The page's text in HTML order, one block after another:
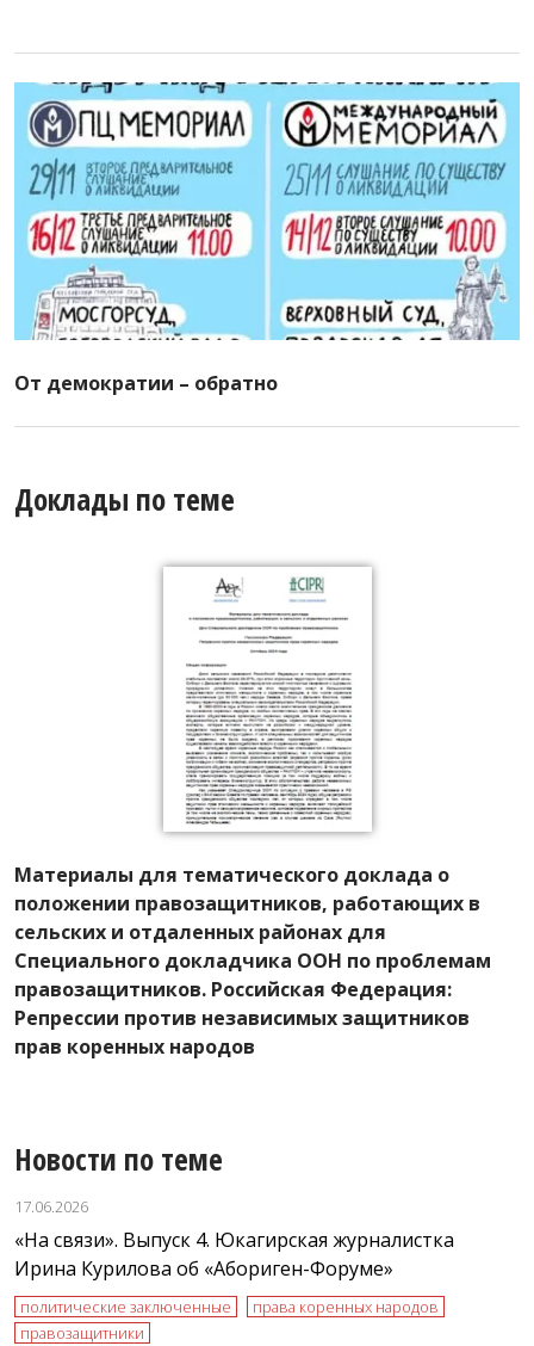
От демократии – обратно
Доклады по теме
Материалы для тематического доклада о
положении правозащитников, работающих в
сельских и отдаленных районах для
Специального докладчика ООН по проблемам
правозащитников. Российская Федерация:
Репрессии против независимых защитников
прав коренных народов
Новости по теме
17.06.2026
«На связи». Выпуск 4. Юкагирская журналистка
Ирина Курилова об «Абориген-Форуме»
политические заключенные
права коренных народов
правозащитники